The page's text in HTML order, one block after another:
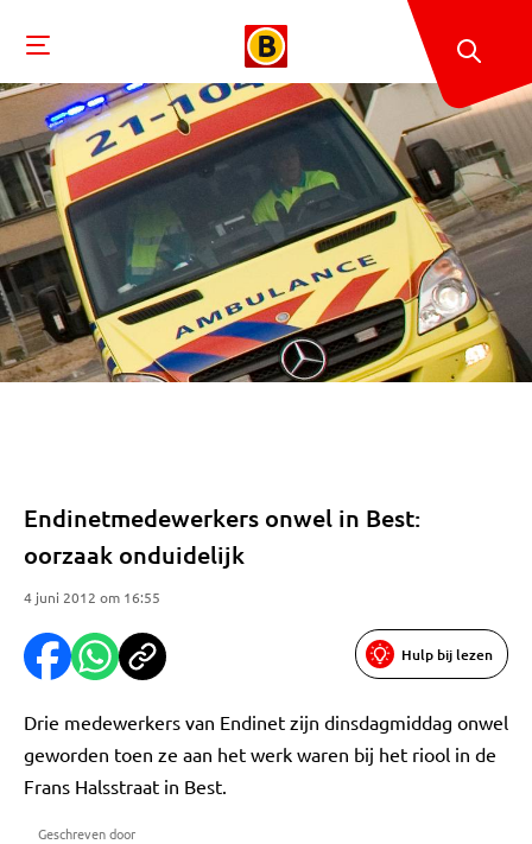
Endinetmedewerkers onwel in Best:
oorzaak onduidelijk
4 juni 2012 om 16:55
Hulp bij lezen
Drie medewerkers van Endinet zijn dinsdagmiddag onwel
geworden toen ze aan het werk waren bij het riool in de
Frans Halsstraat in Best.
Geschreven door